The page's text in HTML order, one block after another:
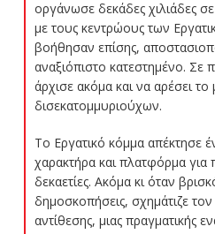
οργάνωσε δεκάδες χιλιάδες
με τους κεντρώους των
βοήθησαν επίσης,
αναξιόπιστο κατεστημένο. Σε
άρχισε ακόμα και να αρέσει
δισεκατομμυριούχων.
Το Εργατικό κόμμα απέκτησε
χαρακτήρα και πλατφόρμα
δεκαετίες. Ακόμα κι όταν
δημοσκοπήσεις, σχημάτιζε
αντίθεσης, μιας πραγματικής